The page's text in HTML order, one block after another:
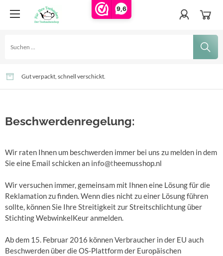
9,6
Jetzt Ihren Teekannenwärmer online bestellen
Mehmals in der Woche verschickt
Gut verpackt, schnell verschickt.
Beschwerdenregelung:
Wir raten Ihnen um beschwerden immer bei uns zu melden in dem
Sie eine Email schicken an info@theemusshop.nl
Wir versuchen immer, gemeinsam mit Ihnen eine Lösung für die
Reklamation zu finden. Wenn dies nicht zu einer Lösung führen
sollte, können Sie Ihre Streitigkeit zur Streitschlichtung über
Stichting WebwinkelKeur anmelden.
Ab dem 15. Februar 2016 können Verbraucher in der EU auch
Beschwerden über die OS-Plattform der Europäischen